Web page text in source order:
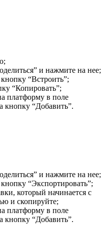
и нажмите на нее;
“Встроить”;
“Копировать”;
платформу в поле
“Добавить”.
и нажмите на нее;
“Экспортировать”;
который начинается с
и скопируйте;
платформу в поле
“Добавить”.